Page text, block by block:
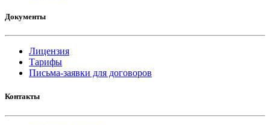
Документы
Лицензия
Тарифы
Письма-заявки для договоров
Контакты